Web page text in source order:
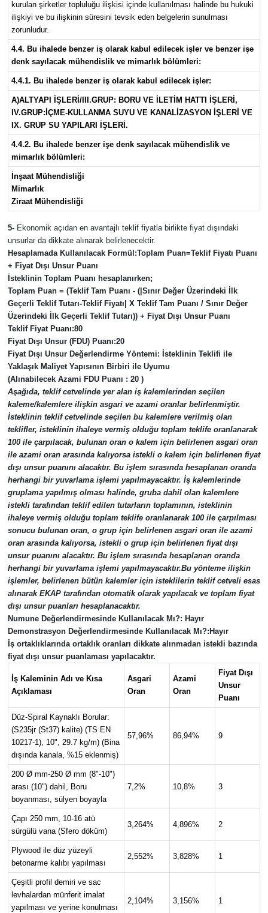
kurulan şirketler topluluğu ilişkisi içinde kullanılması halinde bu hukuki
ilişkiyi ve bu ilişkinin süresini tevsik eden belgelerin sunulması
zorunludur.
4.4. Bu ihalede benzer iş olarak kabul edilecek işler ve benzer işe
denk sayılacak mühendislik ve mimarlık bölümleri:
4.4.1. Bu ihalede benzer iş olarak kabul edilecek işler:
A)ALTYAPI İŞLERİ/III.GRUP: BORU VE İLETİM HATTI İŞLERİ,
IV.GRUP:İÇME-KULLANMA SUYU VE KANALİZASYON İŞLERİ VE
IX. GRUP SU YAPILARI İŞLERİ.
4.4.2. Bu ihalede benzer işe denk sayılacak mühendislik ve
mimarlık bölümleri:
İnşaat Mühendisliği
Mimarlık
Ziraat Mühendisliği
5-Ekonomik açıdan en avantajlı teklif fiyatla birlikte fiyat dışındaki
unsurlar da dikkate alınarak belirlenecektir.
Hesaplamada Kullanılacak Formül:Toplam Puan=Teklif Fiyatı Puanı
+ Fiyat Dışı Unsur Puanı
İsteklinin Toplam Puanı hesaplanırken;
Toplam Puan = (Teklif Tam Puanı - (|Sınır Değer Üzerindeki İlk
Geçerli Teklif Tutarı-Teklif Fiyatı| X Teklif Tam Puanı / Sınır Değer
Üzerindeki İlk Geçerli Teklif Tutarı)) + Fiyat Dışı Unsur Puanı
Teklif Fiyat Puanı:80
Fiyat Dışı Unsur (FDU) Puanı:20
Fiyat Dışı Unsur Değerlendirme Yöntemi: İsteklinin Teklifi ile
Yaklaşık Maliyet Yapısının Birbiri ile Uyumu
(Alınabilecek Azami FDU Puanı : 20 )
Aşağıda, teklif cetvelinde yer alan iş kalemlerinden seçilen
kaleme/kalemlere ilişkin asgari ve azami oranlar belirlenmiştir.
İsteklinin teklif cetvelinde seçilen bu kalemlere verilmiş olan
teklifler, isteklinin ihaleye vermiş olduğu toplam teklife oranlanarak
100 ile çarpılacak, bulunan oran o kalem için belirlenen asgari oran
ile azami oran arasında kalıyorsa istekli o kalem için belirlenen fiyat
dışı unsur puanını alacaktır. Bu işlem sırasında hesaplanan oranda
herhangi bir yuvarlama işlemi yapılmayacaktır. İş kalemlerinde
gruplama yapılmış olması halinde, gruba dahil olan kalemlere
istekli tarafından teklif edilen tutarların toplamının, isteklinin
ihaleye vermiş olduğu toplam teklife oranlanarak 100 ile çarpılması
sonucu bulunan oran, o grup için belirlenen asgari oran ile azami
oran arasında kalıyorsa, istekli o grup için belirlenen fiyat dışı
unsur puanını alacaktır. Bu işlem sırasında hesaplanan oranda
herhangi bir yuvarlama işlemi yapılmayacaktır.Bu yönteme ilişkin
işlemler, belirlenen bütün kalemler için isteklilerin teklif cetveli esas
alınarak EKAP tarafından otomatik olarak yapılacak ve toplam fiyat
dışı unsur puanları hesaplanacaktır.
Numune Değerlendirmesinde Kullanılacak Mı?: Hayır
Demonstrasyon Değerlendirmesinde Kullanılacak Mı?: Hayır
İş ortaklıklarında ortaklık oranları dikkate alınmadan istekli bazında
fiyat dışı unsur puanlaması yapılacaktır.
İş Kaleminin Adı ve Kısa
Açıklaması
Asgari
Oran
Azami
Oran
Fiyat Dışı
Unsur
Puanı
Düz-Spiral Kaynaklı Borular:
(S235jr (St37) kalite) (TS EN
10217-1), 10", 29.7 kg/m) (Bina
dışında kanala, %15 eklenmiş)
57,96% 86,94% 9
200 Ø mm-250 Ø mm (8"-10")
arası (10") dahil, Boru
boyanması, sülyen boyayla
7,2% 10,8% 3
Çapı 250 mm, 10-16 atü
sürgülü vana (Sfero döküm)
3,264% 4,896% 2
Plywood ile düz yüzeyli
betonarme kalıbı yapılması
2,552% 3,828% 1
Çeşitli profil demiri ve sac
levhalardan münferit imalat
yapılması ve yerine konulması
2,104% 3,156% 1